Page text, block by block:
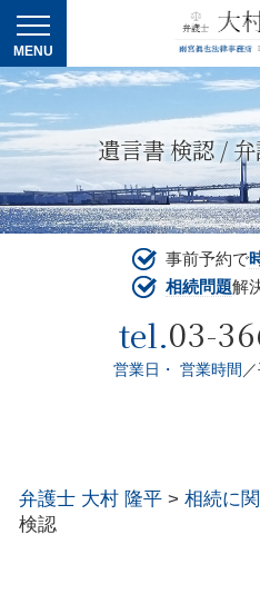
遺言書 検認 /
事前予約で
相続問題解
tel.03-
営業日・ 営業時間
弁護士 大村 隆平 > 相続に
検認